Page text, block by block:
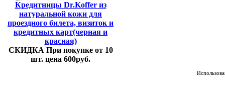
Кредитницы Dr.Koffer из
натуральной кожи для
проездного билета, визиток и
кредитных карт(черная и
красная)
СКИДКА При покупке от 10
шт. цена 600руб.